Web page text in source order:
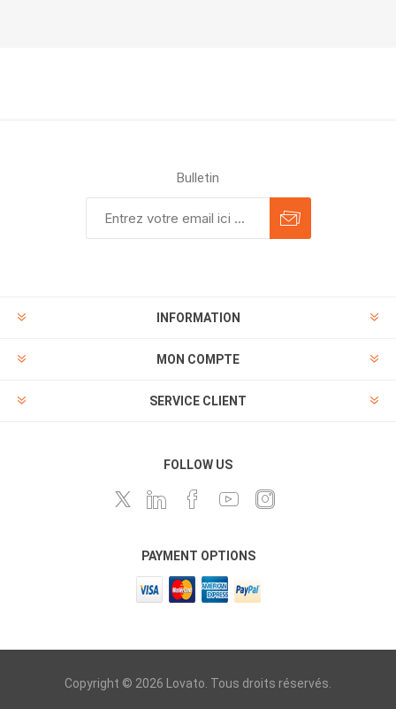
Bulletin
INFORMATION
MON COMPTE
SERVICE CLIENT
FOLLOW US
PAYMENT OPTIONS
Copyright © 2026 Lovato. Tous droits réservés.